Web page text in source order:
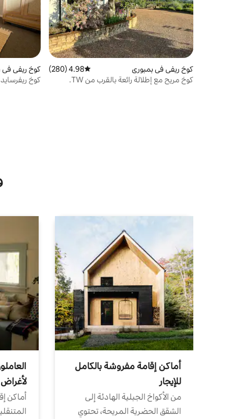
كوخ ريفي في بمبوري متوسط التقييم 4.98 من 5، 280 مراجعات
4.98 (280)
كوخ مريح مع إطلالة رائعة بالقرب من TW.
كوخ ريفي في Hunton
كوخ
أماكن إقامة مفروشة بالكامل
للإيجار
من الأكواخ الجبلية الهادئة إلى
الشقق الحضرية المريحة، تحتوي
أماكن